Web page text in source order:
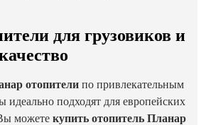
для грузовиков и
отопители по привлекательным
подходят для европейских
можете купить отопитель Планар